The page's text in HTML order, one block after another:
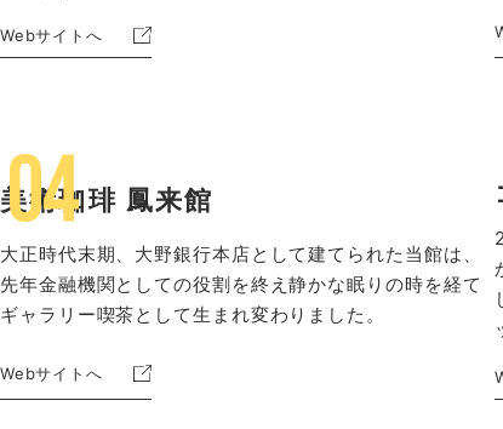
Webサイトへ
美術珈琲 鳳来館
大正時代末期、大野銀行本店として建てられた当館は、
先年金融機関としての役割を終え静かな眠りの時を経て
ギャラリー喫茶として生まれ変わりました。
Webサイトへ